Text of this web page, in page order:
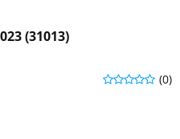
(31013)
(0)